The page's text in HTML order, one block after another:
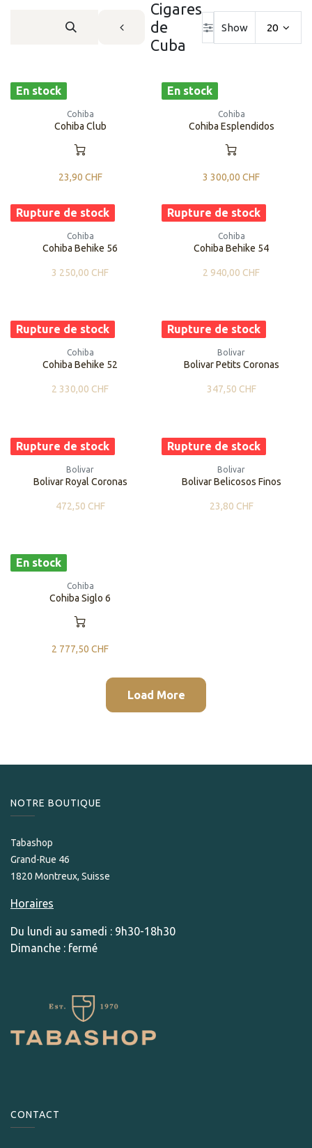
Cigares
de
Cuba
Show 20
En stock
Cohiba
Cohiba Club
23,90 CHF
En stock
Cohiba
Cohiba Esplendidos
3 300,00 CHF
Rupture de stock
Cohiba
Cohiba Behike 56
3 250,00 CHF
Rupture de stock
Cohiba
Cohiba Behike 54
2 940,00 CHF
Rupture de stock
Cohiba
Cohiba Behike 52
2 330,00 CHF
Rupture de stock
Bolivar
Bolivar Petits Coronas
347,50 CHF
Rupture de stock
Bolivar
Bolivar Royal Coronas
472,50 CHF
Rupture de stock
Bolivar
Bolivar Belicosos Finos
23,80 CHF
En stock
Cohiba
Cohiba Siglo 6
2 777,50 CHF
Load More
NOTRE BOUTIQUE
Tabashop
Grand-Rue 46
1820 Montreux, Suisse
Horaires
Du lundi au samedi : 9h30-18h30
Dimanche : fermé
CONTACT